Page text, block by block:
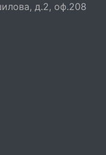
д.2, оф.208